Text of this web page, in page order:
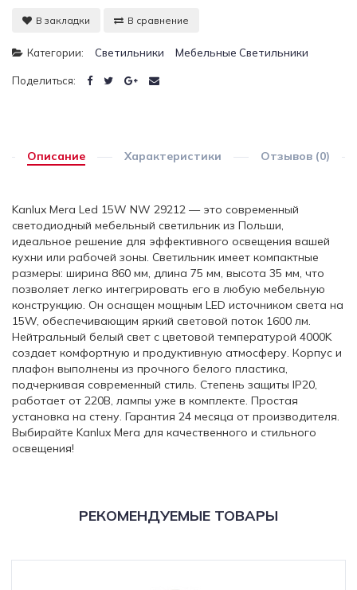
В закладки В сравнение
Категории: Светильники Мебельные Светильники
Поделиться:
Описание Характеристики Отзывов (0)
Kanlux Mera Led 15W NW 29212 — это современный
светодиодный мебельный светильник из Польши,
идеальное решение для эффективного освещения вашей
кухни или рабочей зоны. Светильник имеет компактные
размеры: ширина 860 мм, длина 75 мм, высота 35 мм, что
позволяет легко интегрировать его в любую мебельную
конструкцию. Он оснащен мощным LED источником света на
15W, обеспечивающим яркий световой поток 1600 лм.
Нейтральный белый свет с цветовой температурой 4000K
создает комфортную и продуктивную атмосферу. Корпус и
плафон выполнены из прочного белого пластика,
подчеркивая современный стиль. Степень защиты IP20,
работает от 220В, лампы уже в комплекте. Простая
установка на стену. Гарантия 24 месяца от производителя.
Выбирайте Kanlux Mera для качественного и стильного
освещения!
РЕКОМЕНДУЕМЫЕ ТОВАРЫ